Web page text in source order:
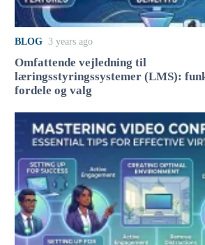
BLOG 3 years ago
Omfattende vejledning til
læringsstyringssystemer (LMS):
fordele og valg